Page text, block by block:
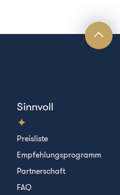
Sinnvoll
Preisliste
Empfehlungsprogramm
Partnerschaft
FAQ